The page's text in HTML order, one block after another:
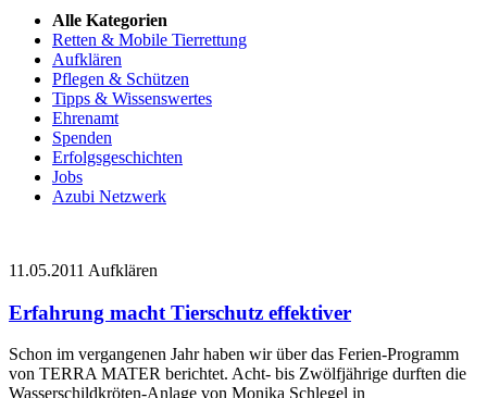
Alle Kategorien
Retten & Mobile Tierrettung
Aufklären
Pflegen & Schützen
Tipps & Wissenswertes
Ehrenamt
Spenden
Erfolgsgeschichten
Jobs
Azubi Netzwerk
11.05.2011 Aufklären
Erfahrung macht Tierschutz effektiver
Schon im vergangenen Jahr haben wir über das Ferien-Programm
von TERRA MATER berichtet. Acht- bis Zwölfjährige durften die
Wasserschildkröten-Anlage von Monika Schlegel in